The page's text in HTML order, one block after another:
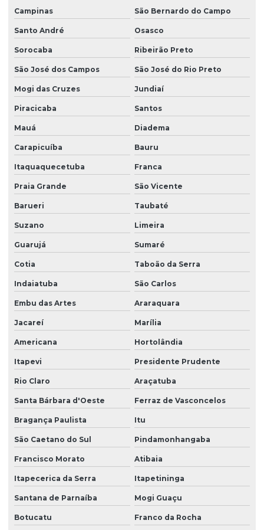
Empresa de limpeza de vidros
Empresa limpeza de vidros em altura
Empresa de limpeza de vidros e fachadas
Empresa de manutenção predial
Empresa de portaria e limpeza
Empresa de portaria e recepção
Empresa de portaria remota
Empresa de recepcionista terceirização
Empresa de serviço terceirizado
Empresa de serviços terceirizados
Empresa de serviços terceirizados de limpeza
Empresa de terceirização de limpeza
Empresa de terceirização de serviços gerais
Empresa de terceirização de serviços de limpeza
Empresa terceirização de zelador
Empresa terceirização zeladoria
Empresa terceirizada de limpeza
Empresa terceirizada portaria
Empresa de zeladoria e portaria
Empresas de limpeza zeladoria
Empresas de portaria virtual
Campinas São Bernardo do Campo
Santo André Osasco
Sorocaba Ribeirão Preto
São José dos Campos São José do Rio Preto
Mogi das Cruzes Jundiaí
Piracicaba Santos
Mauá Diadema
Carapicuíba Bauru
Itaquaquecetuba Franca
Praia Grande São Vicente
Barueri Taubaté
Suzano Limeira
Guarujá Sumaré
Cotia Taboão da Serra
Indaiatuba São Carlos
Embu das Artes Araraquara
Jacareí Marília
Americana Hortolândia
Itapevi Presidente Prudente
Rio Claro Araçatuba
Santa Bárbara d'Oeste Ferraz de Vasconcelos
Bragança Paulista Itu
São Caetano do Sul Pindamonhangaba
Francisco Morato Atibaia
Itapecerica da Serra Itapetininga
Santana de Parnaíba Mogi Guaçu
Botucatu Franco da Rocha